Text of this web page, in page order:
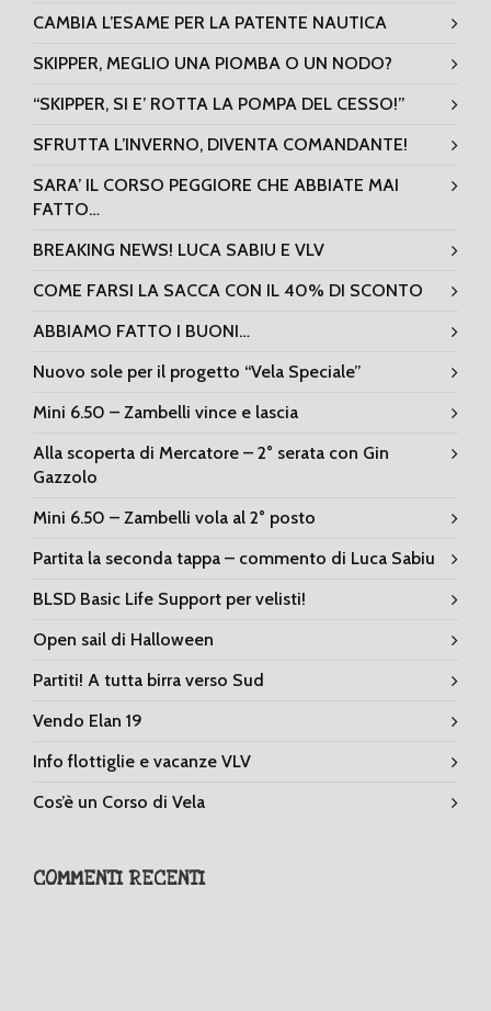
CAMBIA L’ESAME PER LA PATENTE NAUTICA
SKIPPER, MEGLIO UNA PIOMBA O UN NODO?
“SKIPPER, SI E’ ROTTA LA POMPA DEL CESSO!”
SFRUTTA L’INVERNO, DIVENTA COMANDANTE!
SARA’ IL CORSO PEGGIORE CHE ABBIATE MAI
FATTO…
BREAKING NEWS! LUCA SABIU E VLV
COME FARSI LA SACCA CON IL 40% DI SCONTO
ABBIAMO FATTO I BUONI…
Nuovo sole per il progetto “Vela Speciale”
Mini 6.50 – Zambelli vince e lascia
Alla scoperta di Mercatore – 2° serata con Gin
Gazzolo
Mini 6.50 – Zambelli vola al 2° posto
Partita la seconda tappa – commento di Luca Sabiu
BLSD Basic Life Support per velisti!
Open sail di Halloween
Partiti! A tutta birra verso Sud
Vendo Elan 19
Info flottiglie e vacanze VLV
Cos’è un Corso di Vela
COMMENTI RECENTI